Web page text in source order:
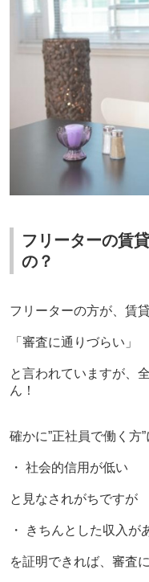
フリーターの賃
の？
フリーターの方が、賃
「審査に通りづらい」
と言われていますが、
ん！
確かに”正社員で働く方
・ 社会的信用が低い
と見なされがちですが
・ きちんとした収入が
を証明できれば、審査